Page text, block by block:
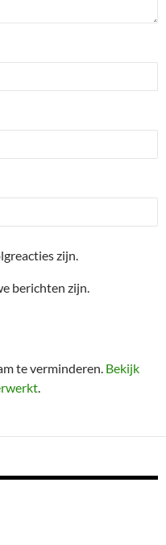
zijn.
berichten zijn.
te verminderen. Bekijk
.